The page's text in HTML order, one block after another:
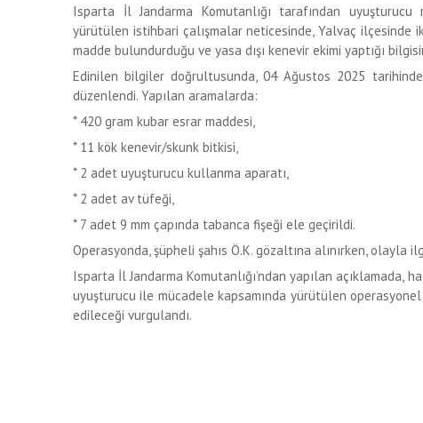
Isparta İl Jandarma Komutanlığı tarafından
yürütülen istihbari çalışmalar neticesinde, Yalvaç ilçesinde
madde bulundurduğu ve yasa dışı kenevir ekimi yaptığı
Edinilen bilgiler doğrultusunda, 04 Ağustos 2025
düzenlendi. Yapılan aramalarda:
* 420 gram kubar esrar maddesi,
* 11 kök kenevir/skunk bitkisi,
* 2 adet uyuşturucu kullanma aparatı,
* 2 adet av tüfeği,
* 7 adet 9 mm çapında tabanca fişeği ele geçirildi.
Operasyonda, şüpheli şahıs Ö.K. gözaltına alınırken, olayla
Isparta İl Jandarma Komutanlığı’ndan yapılan açıklamada,
uyuşturucu ile mücadele kapsamında yürütülen
edileceği vurgulandı.